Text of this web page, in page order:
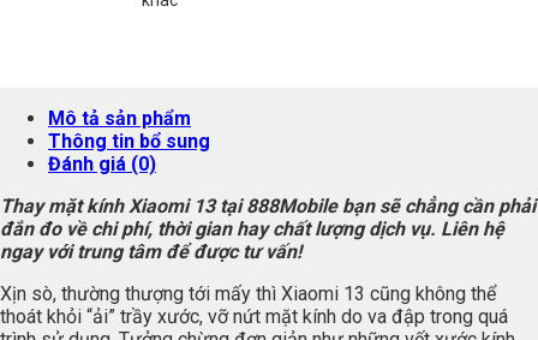
Mô tả sản phẩm
Thông tin bổ sung
Đánh giá (0)
Thay mặt kính Xiaomi 13 tại 888Mobile bạn sẽ chẳng cần phải
đắn đo về chi phí, thời gian hay chất lượng dịch vụ. Liên hệ
ngay với trung tâm để được tư vấn!
Xịn sò, thường thượng tới mấy thì Xiaomi 13 cũng không thể
thoát khỏi “ải” trầy xước, vỡ nứt mặt kính do va đập trong quá